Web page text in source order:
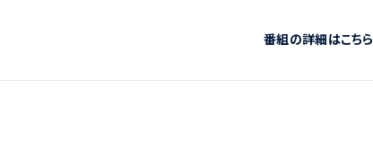
番組の詳細はこちら